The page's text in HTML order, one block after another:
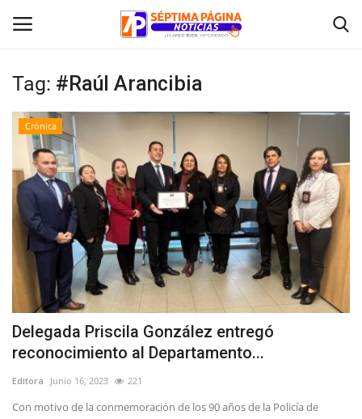
Inicio
Crónica
Policial
Tribunales
Deporte
Política
Espectáculos
Tag: #Raúl Arancibia
Crónica
Delegada Priscila González entregó
reconocimiento al Departamento...
Editora Junio 16, 2023 221
Con motivo de la conmemoración de los 90 años de la Policía de